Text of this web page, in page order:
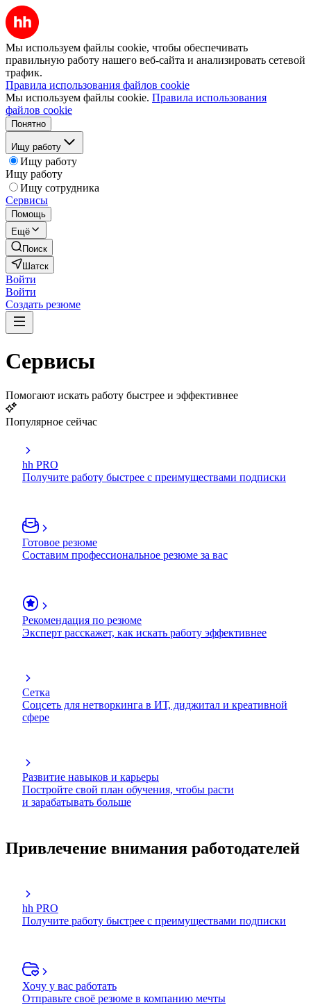
Мы используем файлы cookie, чтобы обеспечивать
правильную работу нашего веб-сайта и анализировать сетевой
трафик.
Правила использования файлов cookie
Мы используем файлы cookie. Правила использования
файлов cookie
Понятно
Ищу работу
Ищу работу
Ищу работу
Ищу сотрудника
Сервисы
Помощь
Ещё
Поиск
Шатск
Войти
Войти
Создать резюме
Сервисы
Помогают искать работу быстрее и эффективнее
Популярное сейчас
hh PRO
Получите работу быстрее с преимуществами подписки
Готовое резюме
Составим профессиональное резюме за вас
Рекомендация по резюме
Эксперт расскажет, как искать работу эффективнее
Сетка
Соцсеть для нетворкинга в ИТ, диджитал и креативной
сфере
Развитие навыков и карьеры
Постройте свой план обучения, чтобы расти
и зарабатывать больше
Привлечение внимания работодателей
hh PRO
Получите работу быстрее с преимуществами подписки
Хочу у вас работать
Отправьте своё резюме в компанию мечты